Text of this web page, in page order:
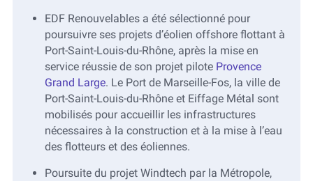
EDF Renouvelables a été sélectionné pour
poursuivre ses projets d’éolien offshore flottant à
Port-Saint-Louis-du-Rhône, après la mise en
service réussie de son projet pilote Provence
Grand Large. Le Port de Marseille-Fos, la ville de
Port-Saint-Louis-du-Rhône et Eiffage Métal sont
mobilisés pour accueillir les infrastructures
nécessaires à la construction et à la mise à l’eau
des flotteurs et des éoliennes.
Poursuite du projet Windtech par la Métropole,